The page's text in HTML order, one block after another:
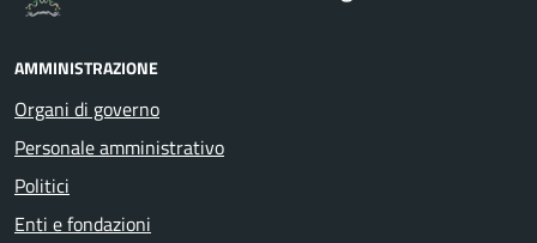
AMMINISTRAZIONE
Organi di governo
Personale amministrativo
Politici
Enti e fondazioni